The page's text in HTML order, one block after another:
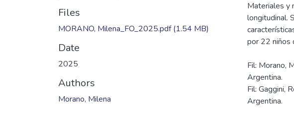
Files
MORANO, Milena_FO_2025.pdf(1.54 MB)
Date
2025
Authors
Morano, Milena
Materiales y
longitudinal.
Fil: Morano,
Argentina.
Fil: Gaggini,
Argentina.